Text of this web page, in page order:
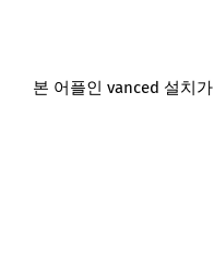
본 어플인 vanced 설치